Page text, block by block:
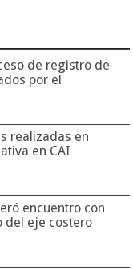
de registro de
por el
realizadas en
en CAI
encuentro con
del eje costero